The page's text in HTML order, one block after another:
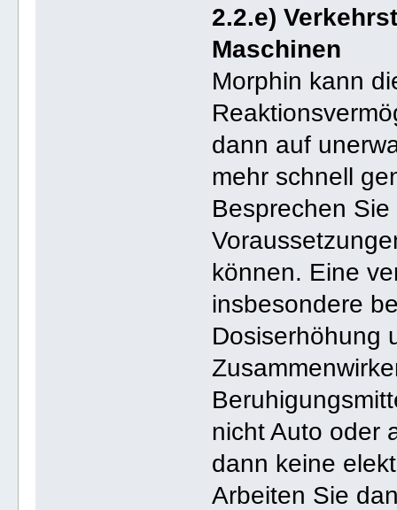
2.2.e)
Maschinen
Morphin kann
dann auf
mehr schnell
Besprechen
können. Eine
insbesondere
Dosiserhöhung
nicht Auto oder
dann keine
Arbeiten Sie